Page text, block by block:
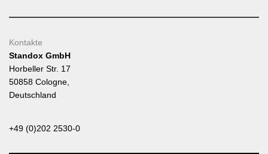
Kontakte
Standox GmbH
Horbeller Str. 17
50858 Cologne,
Deutschland
+49 (0)202 2530-0